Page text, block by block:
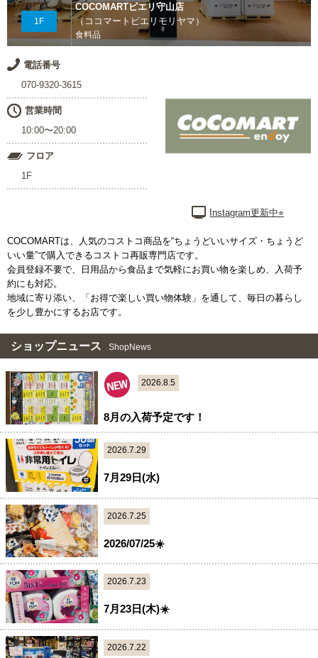
1F
COCOMARTピエリ守山店
（ココマートピエリモリヤマ）
食料品
Instagram更新中⭐︎
電話番号
070-9320-3615
営業時間
10:00〜20:00
フロア
1F
COCOMARTは、人気のコストコ商品を“ちょうどいいサイズ・ちょうど
いい量”で購入できるコストコ再販専門店です。
会員登録不要で、日用品から食品まで気軽にお買い物を楽しめ、入荷予
約にも対応。
地域に寄り添い、「お得で楽しい買い物体験」を通して、毎日の暮らし
を少し豊かにするお店です。
ショップニュース ShopNews
2026.8.5
8月の入荷予定です！
2026.7.29
7月29日(水)
2026.7.25
2026/07/25☀️
2026.7.23
7月23日(木)☀️
2026.7.22